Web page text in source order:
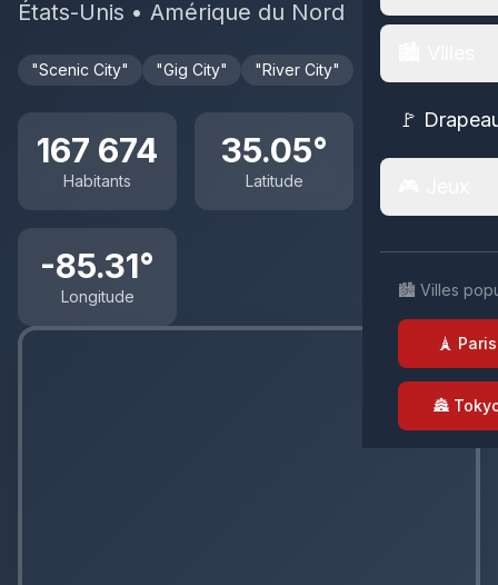
🚩
🏙️ Villes
🗼 Paris
🏯
États-Unis • Amérique du Nord
"Scenic City" "Gig City" "River City"
167 674
Habitants
35.05°
Latitude
-85.31°
Longitude